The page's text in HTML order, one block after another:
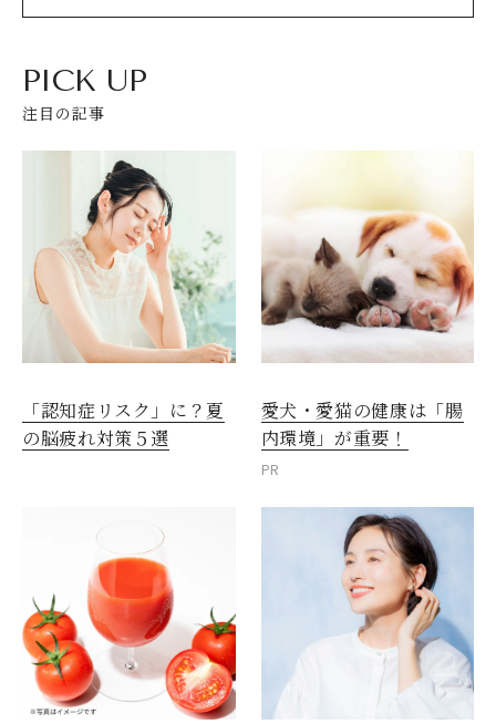
PICK UP
注目の記事
「認知症リスク」に？夏
の脳疲れ対策５選
愛犬・愛猫の健康は「腸
内環境」が重要！
PR